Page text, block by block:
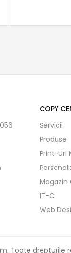
COPY
Servicii
Produse
Print-Uri
Magazin
IT-C
Web
Toate drepturile